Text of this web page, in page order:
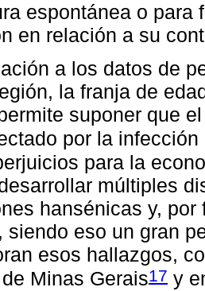
espontánea o para
en relación a su
a los datos de
la franja de
suponer que
por la
para la
múltiples
hansénicas y,
siendo eso un gran
esos hallazgos,
Minas Gerais17 y